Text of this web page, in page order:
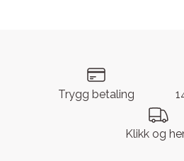
Trygg betaling
Klikk og